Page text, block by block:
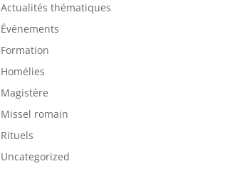
Actualités thématiques
Événements
Formation
Homélies
Magistère
Missel romain
Rituels
Uncategorized